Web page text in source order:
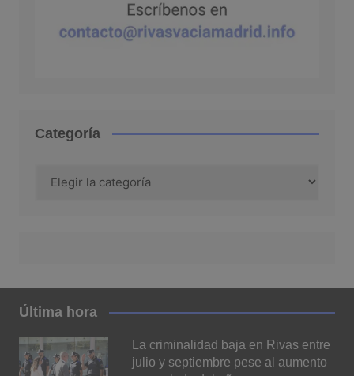
Categoría
Última hora
La criminalidad baja en Rivas entre
julio y septiembre pese al aumento